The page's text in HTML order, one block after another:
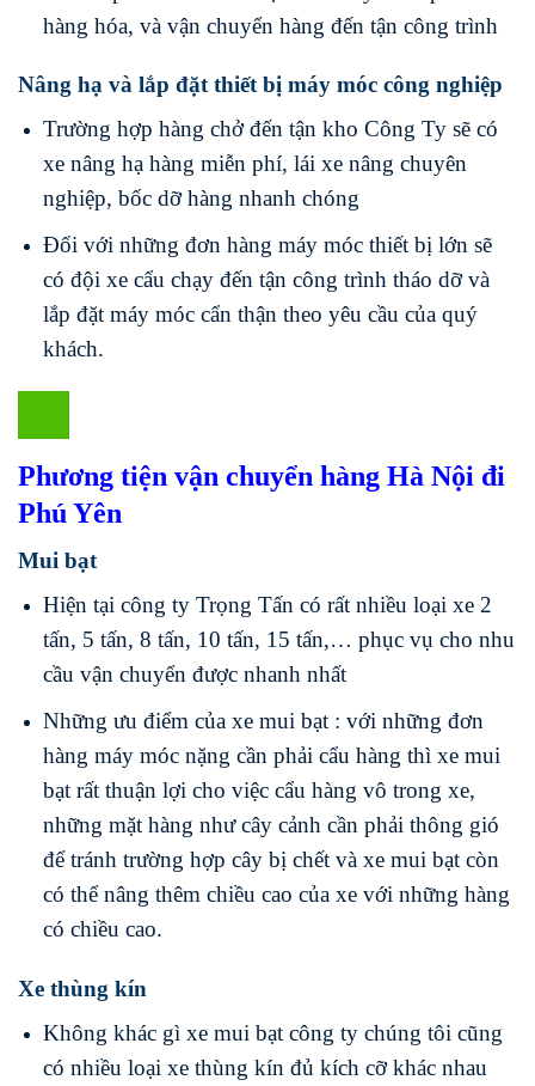
hàng hóa, và vận chuyển hàng đến tận công trình
Nâng hạ và lắp đặt thiết bị máy móc công nghiệp
Trường hợp hàng chở đến tận kho Công Ty sẽ có
xe nâng hạ hàng miễn phí, lái xe nâng chuyên
nghiệp, bốc dỡ hàng nhanh chóng
Đối với những đơn hàng máy móc thiết bị lớn sẽ
có đội xe cẩu chạy đến tận công trình tháo dỡ và
lắp đặt máy móc cẩn thận theo yêu cầu của quý
khách.
Phương tiện vận chuyển hàng Hà Nội đi
Phú Yên
Mui bạt
Hiện tại công ty Trọng Tấn có rất nhiều loại xe 2
tấn, 5 tấn, 8 tấn, 10 tấn, 15 tấn,… phục vụ cho nhu
cầu vận chuyển được nhanh nhất
Những ưu điểm của xe mui bạt : với những đơn
hàng máy móc nặng cần phải cẩu hàng thì xe mui
bạt rất thuận lợi cho việc cẩu hàng vô trong xe,
những mặt hàng như cây cảnh cần phải thông gió
để tránh trường hợp cây bị chết và xe mui bạt còn
có thể nâng thêm chiều cao của xe với những hàng
có chiều cao.
Xe thùng kín
Không khác gì xe mui bạt công ty chúng tôi cũng
có nhiều loại xe thùng kín đủ kích cỡ khác nhau